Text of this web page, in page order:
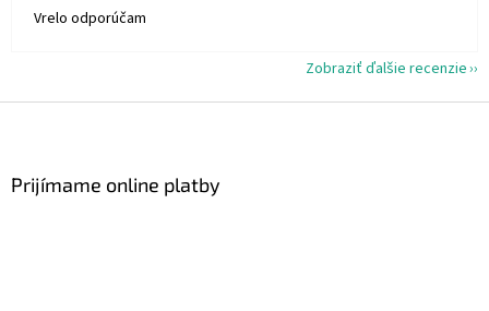
Vrelo odporúčam
Zobraziť ďalšie recenzie
Prijímame online platby